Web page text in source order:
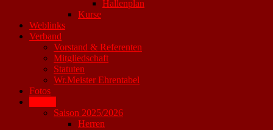
Hallenplan
Kurse
Weblinks
Verband
Vorstand & Referenten
Mitgliedschaft
Statuten
Wr.Meister Ehrentabel
Fotos
Saison 2025/2026
Herren